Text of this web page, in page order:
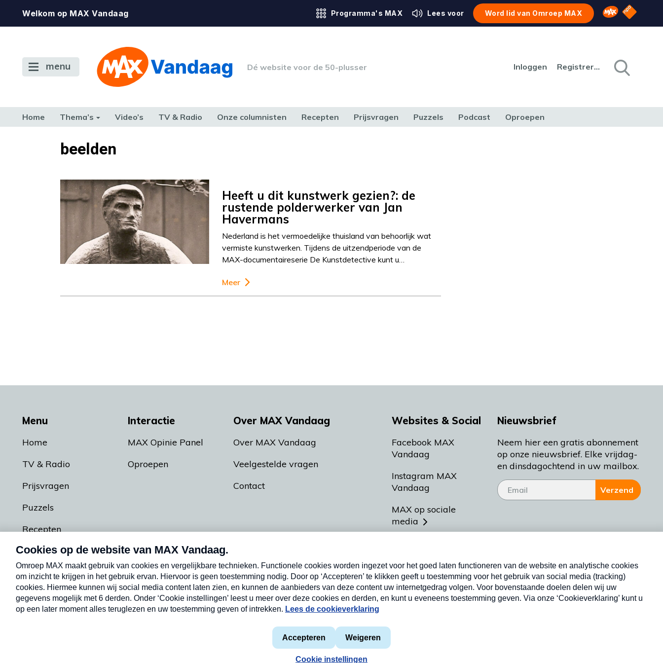
Welkom op MAX Vandaag Programma's MAX Lees voor Word lid van Omroep MAX Omroep MAX
NPO
menu Dé website voor de 50-plusser Inloggen Registreren
Home Thema’s Video’s TV & Radio Onze columnisten Recepten Prijsvragen Puzzels Podcast Oproepen
TERUG NAAR TOENbeelden
Heeft u dit kunstwerk gezien?: de
rustende polderwerker van Jan
Havermans
Nederland is het vermoedelijke thuisland van behoorlijk wat
vermiste kunstwerken. Tijdens de uitzendperiode van de
MAX-documentaireserie De Kunstdetective kunt u…
Meer
Menu
Home
TV & Radio
Prijsvragen
Puzzels
Recepten
Podcasts
Interactie
MAX Opinie Panel
Oproepen
Over MAX Vandaag
Over MAX Vandaag
Veelgestelde vragen
Contact
Websites & Social
Facebook MAX
Vandaag
Instagram MAX
Vandaag
MAX op sociale
media
Meldpunt Actueel
Heel Holland Bakt
Nieuwsbrief
Neem hier een gratis abonnement
op onze nieuwsbrief. Elke vrijdag-
en dinsdagochtend in uw mailbox.
Verzend
Privacyverklaring
Cookieverklaring
Nieuwsbrief
Neem hier een gratis abonnement op onze